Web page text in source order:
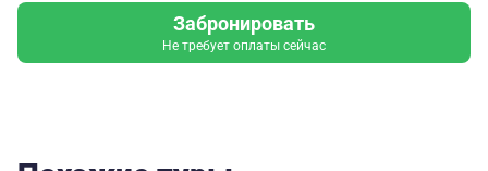
Забронировать
Не требует оплаты сейчас